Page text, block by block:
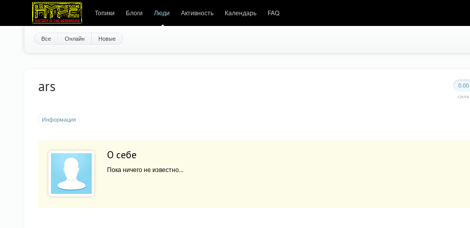
Топики Блоги Люди Активность Календарь FAQ
Все Онлайн Новые
0.00
сила
ars
Информация
О себе
Пока ничего не известно...